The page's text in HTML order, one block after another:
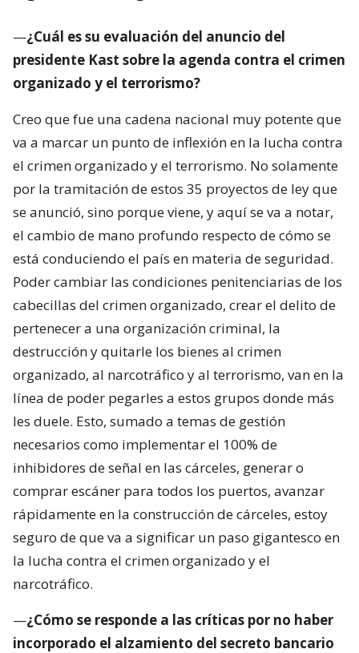
—¿Cuál es su evaluación del anuncio del
presidente Kast sobre la agenda contra el crimen
organizado y el terrorismo?
Creo que fue una cadena nacional muy potente que
va a marcar un punto de inflexión en la lucha contra
el crimen organizado y el terrorismo. No solamente
por la tramitación de estos 35 proyectos de ley que
se anunció, sino porque viene, y aquí se va a notar,
el cambio de mano profundo respecto de cómo se
está conduciendo el país en materia de seguridad.
Poder cambiar las condiciones penitenciarias de los
cabecillas del crimen organizado, crear el delito de
pertenecer a una organización criminal, la
destrucción y quitarle los bienes al crimen
organizado, al narcotráfico y al terrorismo, van en la
línea de poder pegarles a estos grupos donde más
les duele. Esto, sumado a temas de gestión
necesarios como implementar el 100% de
inhibidores de señal en las cárceles, generar o
comprar escáner para todos los puertos, avanzar
rápidamente en la construcción de cárceles, estoy
seguro de que va a significar un paso gigantesco en
la lucha contra el crimen organizado y el
narcotráfico.
—¿Cómo se responde a las críticas por no haber
incorporado el alzamiento del secreto bancario